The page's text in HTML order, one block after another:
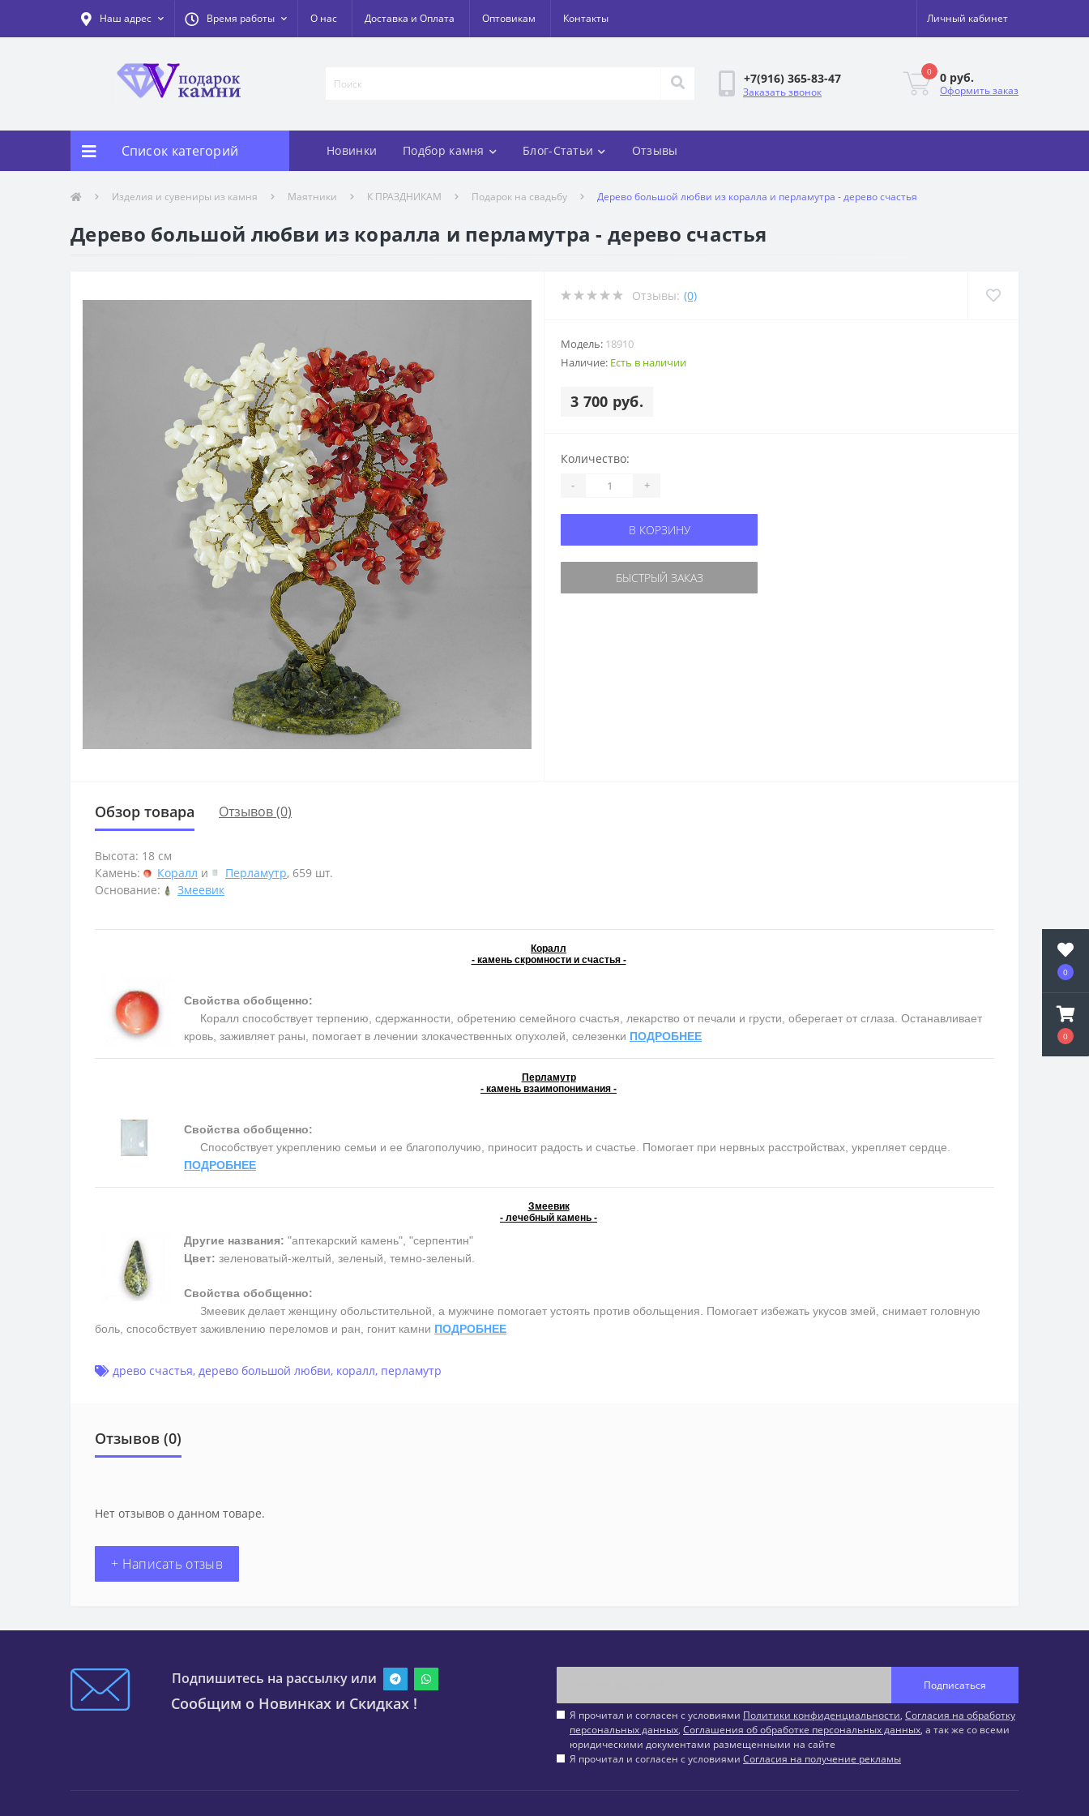
0
0
Наш адрес Время работы О нас Доставка и Оплата Оптовикам Контакты Личный кабинет
+7(916) 365-83-47
Заказать звонок
0 0 руб.
Оформить заказ
Список категорий Новинки Подбор камня Блог-Статьи Отзывы
Изделия и сувениры из камня Маятники К ПРАЗДНИКАМ Подарок на свадьбу Дерево большой любви из коралла и перламутра - дерево счастья
Дерево большой любви из коралла и перламутра - дерево счастья
Отзывы: (0)
Модель: 18910
Наличие: Есть в наличии
3 700 руб.
Количество:
- +
В КОРЗИНУ
БЫСТРЫЙ ЗАКАЗ
Обзор товара Отзывов (0)
Высота: 18 см
Камень:
Коралл и Перламутр, 659 шт.
Основание:
Змеевик
Коралл
- камень скромности и счастья -
Свойства обобщенно:
Коралл способствует терпению, сдержанности, обретению семейного счастья, лекарство от печали и грусти, оберегает от сглаза. Останавливает
кровь, заживляет раны, помогает в лечении злокачественных опухолей, селезенки ПОДРОБНЕЕ
Перламутр
- камень взаимопонимания -
Свойства обобщенно:
Способствует укреплению семьи и ее благополучию, приносит радость и счастье. Помогает при нервных расстройствах, укрепляет сердце.
ПОДРОБНЕЕ
Змеевик
- лечебный камень -
Другие названия: "аптекарский камень", "серпентин"
Цвет: зеленоватый-желтый, зеленый, темно-зеленый.
Свойства обобщенно:
Змеевик делает женщину обольстительной, а мужчине помогает устоять против обольщения. Помогает избежать укусов змей, снимает головную
боль, способствует заживлению переломов и ран, гонит камни ПОДРОБНЕЕ
древо счастья, дерево большой любви, коралл, перламутр
Отзывов (0)
Нет отзывов о данном товаре.
+ Написать отзыв
Подпишитесь на рассылку или
Сообщим о Новинках и Скидках !
Подписаться
Я прочитал и согласен с условиями Политики конфиденциальности, Согласия на обработку
персональных данных, Соглашения об обработке персональных данных, а так же со всеми
юридическими документами размещенными на сайте
Я прочитал и согласен с условиями Согласия на получение рекламы